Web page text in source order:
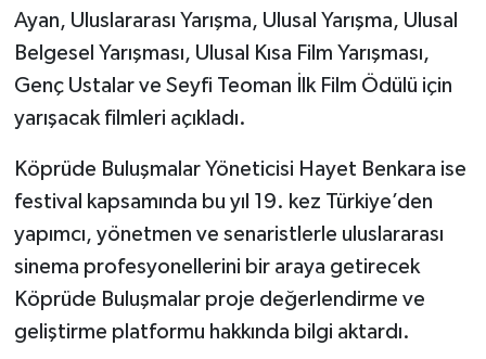
Ayan, Uluslararası Yarışma, Ulusal Yarışma, Ulusal
Belgesel Yarışması, Ulusal Kısa Film Yarışması,
Genç Ustalar ve Seyfi Teoman İlk Film Ödülü için
yarışacak filmleri açıkladı.
Köprüde Buluşmalar Yöneticisi Hayet Benkara ise
festival kapsamında bu yıl 19. kez Türkiye’den
yapımcı, yönetmen ve senaristlerle uluslararası
sinema profesyonellerini bir araya getirecek
Köprüde Buluşmalar proje değerlendirme ve
geliştirme platformu hakkında bilgi aktardı.